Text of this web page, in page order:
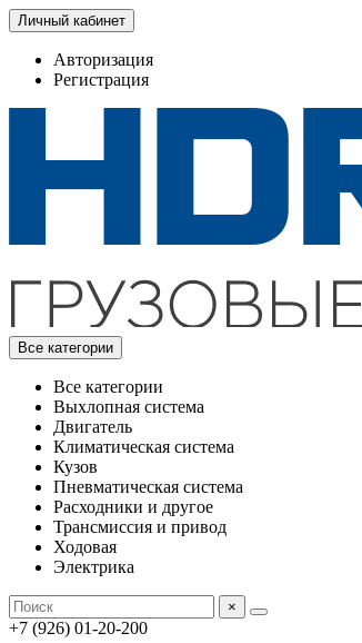
Личный кабинет
Авторизация
Регистрация
Все категории
Все категории
Выхлопная система
Двигатель
Климатическая система
Кузов
Пневматическая система
Расходники и другое
Трансмиссия и привод
Ходовая
Электрика
×
+7 (926) 01-20-200